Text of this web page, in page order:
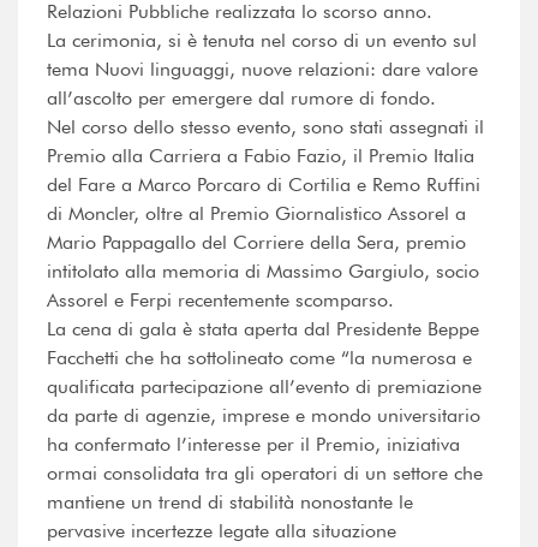
Relazioni Pubbliche realizzata lo scorso anno.
La cerimonia, si è tenuta nel corso di un evento sul
tema Nuovi linguaggi, nuove relazioni: dare valore
all’ascolto per emergere dal rumore di fondo.
Nel corso dello stesso evento, sono stati assegnati il
Premio alla Carriera a Fabio Fazio, il Premio Italia
del Fare a Marco Porcaro di Cortilia e Remo Ruffini
di Moncler, oltre al Premio Giornalistico Assorel a
Mario Pappagallo del Corriere della Sera, premio
intitolato alla memoria di Massimo Gargiulo, socio
Assorel e Ferpi recentemente scomparso.
La cena di gala è stata aperta dal Presidente Beppe
Facchetti che ha sottolineato come “la numerosa e
qualificata partecipazione all’evento di premiazione
da parte di agenzie, imprese e mondo universitario
ha confermato l’interesse per il Premio, iniziativa
ormai consolidata tra gli operatori di un settore che
mantiene un trend di stabilità nonostante le
pervasive incertezze legate alla situazione